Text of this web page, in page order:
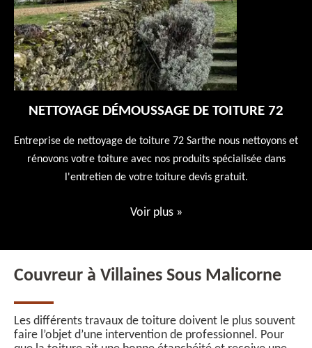
NETTOYAGE DÉMOUSSAGE DE TOITURE 72
Entreprise de nettoyage de toiture 72 Sarthe nous nettoyons et
rénovons votre toiture avec nos produits spécialisée dans
l'entretien de votre toiture devis gratuit.
Voir plus »
Couvreur à Villaines Sous Malicorne
Les différents travaux de toiture doivent le plus souvent
faire l’objet d’une intervention de professionnel. Pour